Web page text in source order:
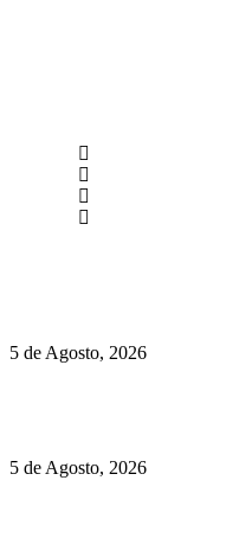
5 de Agosto, 2026
5 de Agosto, 2026